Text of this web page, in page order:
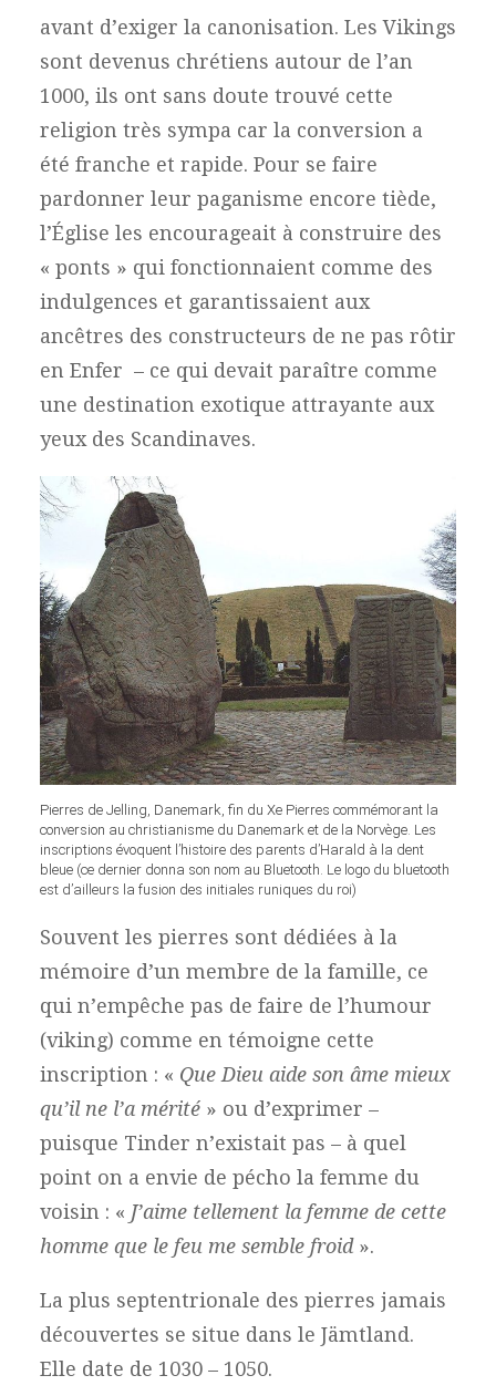
avant d’exiger la canonisation. Les Vikings
sont devenus chrétiens autour de l’an
1000, ils ont sans doute trouvé cette
religion très sympa car la conversion a
été franche et rapide. Pour se faire
pardonner leur paganisme encore tiède,
l’Église les encourageait à construire des
« ponts » qui fonctionnaient comme des
indulgences et garantissaient aux
ancêtres des constructeurs de ne pas rôtir
en Enfer – ce qui devait paraître comme
une destination exotique attrayante aux
yeux des Scandinaves.
Pierres de Jelling, Danemark, fin du Xe Pierres commémorant la
conversion au christianisme du Danemark et de la Norvège. Les
inscriptions évoquent l’histoire des parents d’Harald à la dent
bleue (ce dernier donna son nom au Bluetooth. Le logo du bluetooth
est d’ailleurs la fusion des initiales runiques du roi)
Souvent les pierres sont dédiées à la
mémoire d’un membre de la famille, ce
qui n’empêche pas de faire de l’humour
(viking) comme en témoigne cette
inscription : « Que Dieu aide son âme mieux
qu’il ne l’a mérité » ou d’exprimer –
puisque Tinder n’existait pas – à quel
point on a envie de pécho la femme du
voisin : « J’aime tellement la femme de cette
homme que le feu me semble froid ».
La plus septentrionale des pierres jamais
découvertes se situe dans le Jämtland.
Elle date de 1030 – 1050.